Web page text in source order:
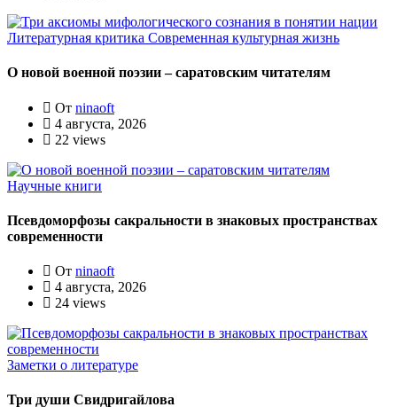
Литературная критика Современная культурная жизнь
О новой военной поэзии – саратовским читателям
От ninaoft
4 августа, 2026
22 views
Научные книги
Псевдоморфозы сакральности в знаковых пространствах
современности
От ninaoft
4 августа, 2026
24 views
Заметки о литературе
Три души Свидригайлова